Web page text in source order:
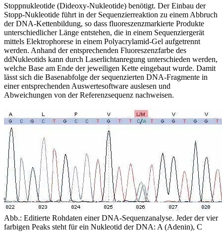
Stoppnukleotide (Dideoxy-Nukleotide) benötigt. Der Einbau der
Stopp-Nukleotide führt in der Sequenzierreaktion zu einem Abbruch
der DNA-Kettenbildung, so dass fluoreszenzmarkierte Produkte
unterschiedlicher Länge entstehen, die in einem Sequenziergerät
mittels Elektrophorese in einem Polyacrylamid-Gel aufgetrennt
werden. Anhand der entsprechenden Fluoreszenzfarbe des
ddNukleotids kann durch Laserlichtanregung unterschieden werden,
welche Base am Ende der jeweiligen Kette eingebaut wurde. Damit
lässt sich die Basenabfolge der sequenzierten DNA-Fragmente in
einer entsprechenden Auswertesoftware auslesen und
Abweichungen von der Referenzsequenz nachweisen.
Abb.: Editierte Rohdaten einer DNA-Sequenzanalyse. Jeder der vier
farbigen Peaks steht für ein Nukleotid der DNA: A (Adenin), C